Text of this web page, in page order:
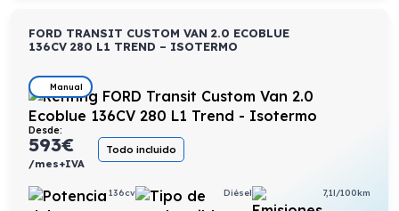
FORD TRANSIT CUSTOM VAN 2.0 ECOBLUE
136CV 280 L1 TREND – ISOTERMO
Manual
Desde:
593€
/mes+IVA
Todo incluido
136cv Diésel 7,1l/100km